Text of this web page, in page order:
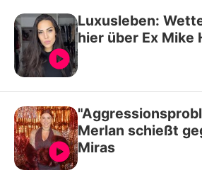
Luxusleben:
hier über Ex Mike
Merlan schießt
Miras